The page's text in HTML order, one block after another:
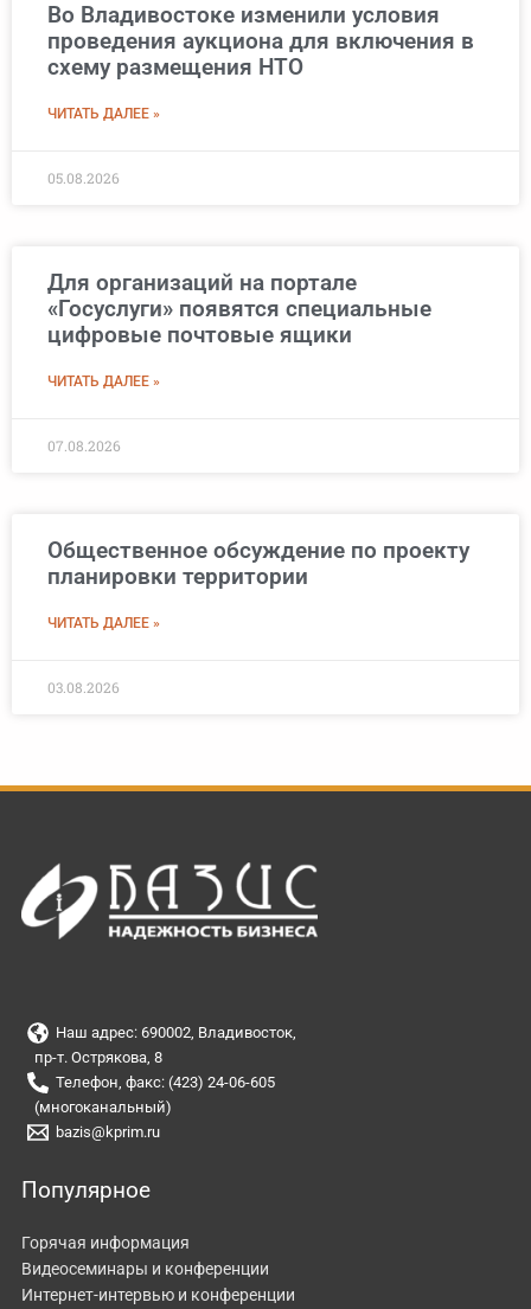
Во Владивостоке изменили условия
проведения аукциона для включения в
схему размещения НТО
ЧИТАТЬ ДАЛЕЕ »
05.08.2026
Для организаций на портале
«Госуслуги» появятся специальные
цифровые почтовые ящики
ЧИТАТЬ ДАЛЕЕ »
07.08.2026
Общественное обсуждение по проекту
планировки территории
ЧИТАТЬ ДАЛЕЕ »
03.08.2026
Наш адрес: 690002, Владивосток,
пр-т. Острякова, 8
Телефон, факс: (423) 24-06-605
(многоканальный)
bazis@kprim.ru
Популярное
Горячая информация
Видеосеминары и конференции
Интернет-интервью и конференции